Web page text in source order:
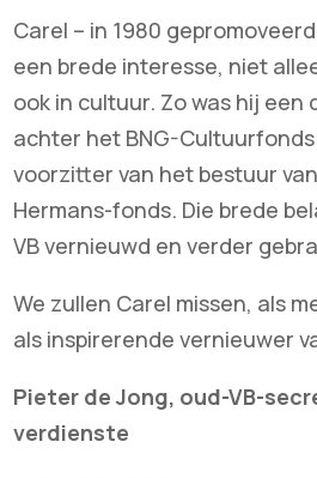
Carel – in 1980
een brede interesse, niet
ook in cultuur. Zo was hij
achter het BNG-Cultuurfonds
voorzitter van het bestuur
Hermans-fonds. Die brede
VB vernieuwd en verder
We zullen Carel missen, als
als inspirerende vernieuwer
Pieter de Jong, oud-VB-
verdienste